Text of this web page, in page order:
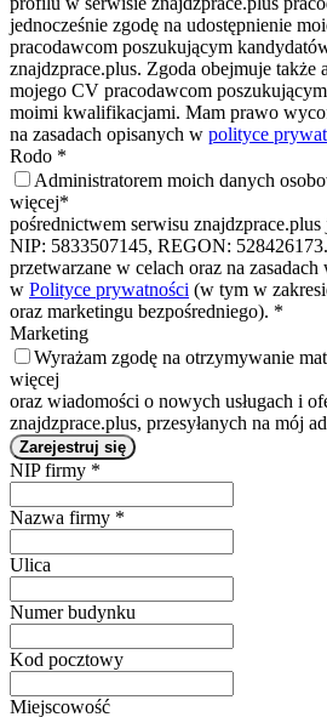
jednocześnie zgodę na udostępnienie
pracodawcom poszukującym
znajdzprace.plus. Zgoda obejmuje także
mojego CV pracodawcom
moimi kwalifikacjami. Mam prawo
na zasadach opisanych w polityce
Rodo *
Administratorem moich danych
więcej*
pośrednictwem serwisu
NIP: 5833507145, REGON:
przetwarzane w celach oraz na zasadach
w Polityce prywatności (w tym w
oraz marketingu bezpośredniego). *
Marketing
Wyrażam zgodę na otrzymywanie
więcej
oraz wiadomości o nowych usługach i
znajdzprace.plus, przesyłanych na mój
NIP firmy *
Nazwa firmy *
Ulica
Numer budynku
Kod pocztowy
Miejscowość